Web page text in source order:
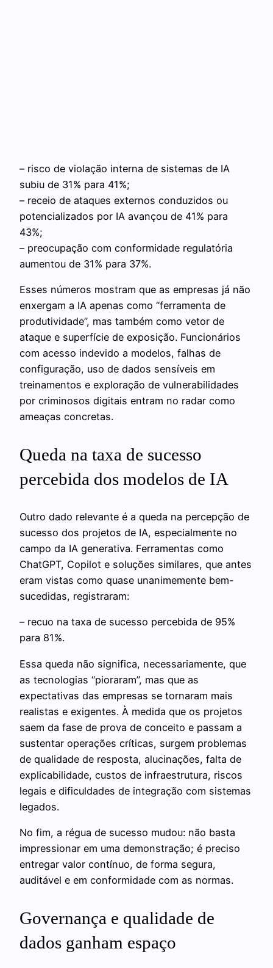
– risco de violação interna de sistemas de IA
subiu de 31% para 41%;
– receio de ataques externos conduzidos ou
potencializados por IA avançou de 41% para
43%;
– preocupação com conformidade regulatória
aumentou de 31% para 37%.
Esses números mostram que as empresas já não
enxergam a IA apenas como “ferramenta de
produtividade”, mas também como vetor de
ataque e superfície de exposição. Funcionários
com acesso indevido a modelos, falhas de
configuração, uso de dados sensíveis em
treinamentos e exploração de vulnerabilidades
por criminosos digitais entram no radar como
ameaças concretas.
Queda na taxa de sucesso
percebida dos modelos de IA
Outro dado relevante é a queda na percepção de
sucesso dos projetos de IA, especialmente no
campo da IA generativa. Ferramentas como
ChatGPT, Copilot e soluções similares, que antes
eram vistas como quase unanimemente bem-
sucedidas, registraram:
– recuo na taxa de sucesso percebida de 95%
para 81%.
Essa queda não significa, necessariamente, que
as tecnologias “pioraram”, mas que as
expectativas das empresas se tornaram mais
realistas e exigentes. À medida que os projetos
saem da fase de prova de conceito e passam a
sustentar operações críticas, surgem problemas
de qualidade de resposta, alucinações, falta de
explicabilidade, custos de infraestrutura, riscos
legais e dificuldades de integração com sistemas
legados.
No fim, a régua de sucesso mudou: não basta
impressionar em uma demonstração; é preciso
entregar valor contínuo, de forma segura,
auditável e em conformidade com as normas.
Governança e qualidade de
dados ganham espaço